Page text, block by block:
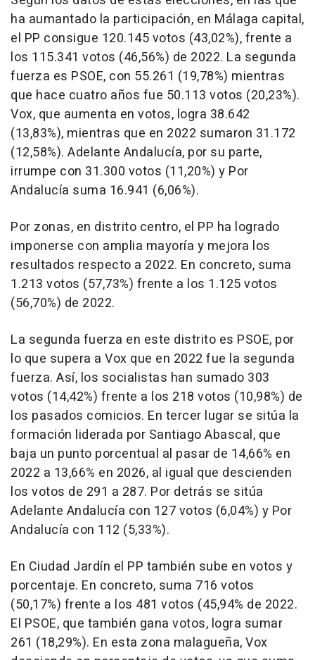
ha aumantado la participación, en Málaga capital,
el PP consigue 120.145 votos (43,02%), frente a
los 115.341 votos (46,56%) de 2022. La segunda
fuerza es PSOE, con 55.261 (19,78%) mientras
que hace cuatro años fue 50.113 votos (20,23%).
Vox, que aumenta en votos, logra 38.642
(13,83%), mientras que en 2022 sumaron 31.172
(12,58%). Adelante Andalucía, por su parte,
irrumpe con 31.300 votos (11,20%) y Por
Andalucía suma 16.941 (6,06%).
Por zonas, en distrito centro, el PP ha logrado
imponerse con amplia mayoría y mejora los
resultados respecto a 2022. En concreto, suma
1.213 votos (57,73%) frente a los 1.125 votos
(56,70%) de 2022.
La segunda fuerza en este distrito es PSOE, por
lo que supera a Vox que en 2022 fue la segunda
fuerza. Así, los socialistas han sumado 303
votos (14,42%) frente a los 218 votos (10,98%) de
los pasados comicios. En tercer lugar se sitúa la
formación liderada por Santiago Abascal, que
baja un punto porcentual al pasar de 14,66% en
2022 a 13,66% en 2026, al igual que descienden
los votos de 291 a 287. Por detrás se sitúa
Adelante Andalucía con 127 votos (6,04%) y Por
Andalucía con 112 (5,33%).
En Ciudad Jardín el PP también sube en votos y
porcentaje. En concreto, suma 716 votos
(50,17%) frente a los 481 votos (45,94% de 2022.
El PSOE, que también gana votos, logra sumar
261 (18,29%). En esta zona malagueña, Vox